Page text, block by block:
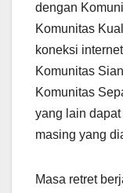
dengan
Komunitas
koneksi
Komunitas
Komunitas
yang lain
masing yang
Masa retret